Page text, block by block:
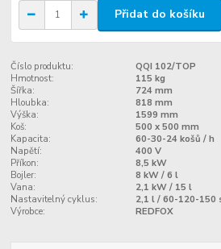
Přidat do košíku
Číslo produktu:
QQI 102/TOP
Hmotnost:
115 kg
Šířka:
724 mm
Hloubka:
818 mm
Výška:
1599 mm
Koš:
500 x 500 mm
Kapacita:
60-30-24 košů / h
Napětí:
400 V
Příkon:
8,5 kW
Bojler:
8 kW / 6 l
Vana:
2,1 kW / 15 l
Nastavitelný cyklus:
2,1 l / 60-120-150
Výrobce:
REDFOX